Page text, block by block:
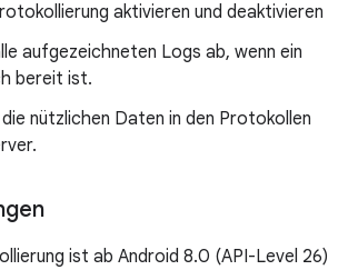
aktivieren und deaktivieren
aufgezeichneten Logs ab, wenn ein
bereit ist.
die nützlichen Daten in den Protokollen
ist ab Android 8.0 (API-Level 26)